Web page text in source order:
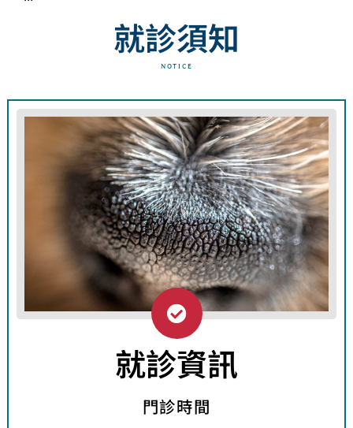
就診須知
NOTICE
就診資訊
門診時間